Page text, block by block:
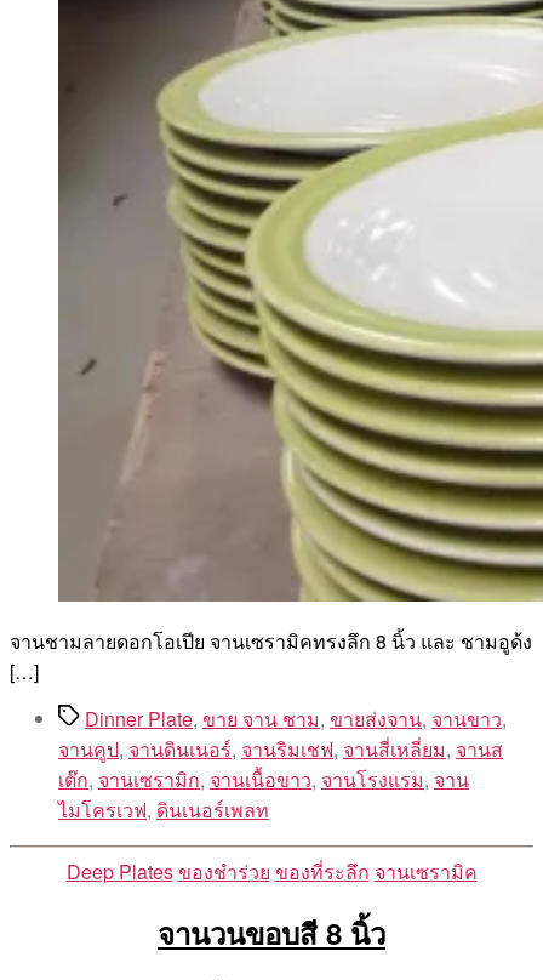
จานชามลายดอกโอเปีย จานเซรามิคทรงลึก 8 นิ้ว และ ชามอูด้ง
[…]
TagsDinner Plate, ขาย จาน ชาม, ขายส่งจาน, จานขาว,
จานคูป, จานดินเนอร์, จานริมเชฟ, จานสี่เหลี่ยม, จานส
เต๊ก, จานเซรามิก, จานเนื้อขาว, จานโรงแรม, จาน
ไมโครเวฟ, ดินเนอร์เพลท
Categories
Deep Platesของชำร่วย ของที่ระลึก จานเซรามิค
จานวนขอบสี 8 นิ้ว